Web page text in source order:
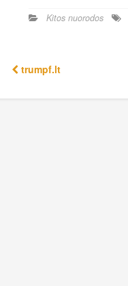
Kitos nuorodos
trumpf.lt